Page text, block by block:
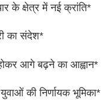
के क्षेत्र में नई क्रांति*
का संदेश*
आगे बढ़ने का आह्वान*
की निर्णायक भूमिका*